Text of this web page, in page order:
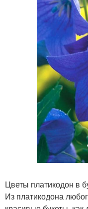
Цветы платикодон в
Из платикодона